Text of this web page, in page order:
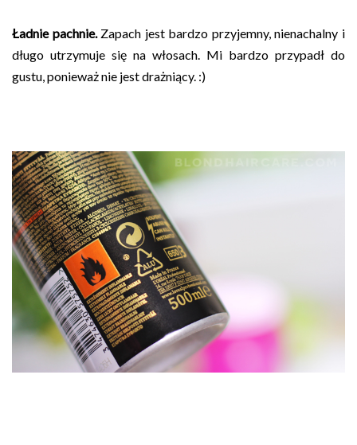
Ładnie pachnie.Zapach jest bardzo przyjemny, nienachalny i
długo utrzymuje się na włosach. Mi bardzo przypadł do
gustu, ponieważ nie jest drażniący. :)